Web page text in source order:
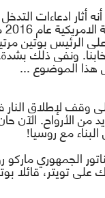
أثار ادعاءات
عام 2016 مع بوتين.
الرئيس بوتين
ونفى ذلك هذاالموضوع ...
وقف لإطلاق النار
منالأرواح.
مع روسيا!
الجمهوري
على تويتر، قائلا